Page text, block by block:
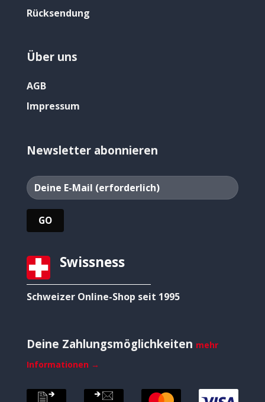
Rücksendung
Über uns
AGB
Impressum
Newsletter abonnieren
Swissness
Schweizer Online-Shop seit 1995
Deine Zahlungsmöglichkeiten mehr
Informationen →